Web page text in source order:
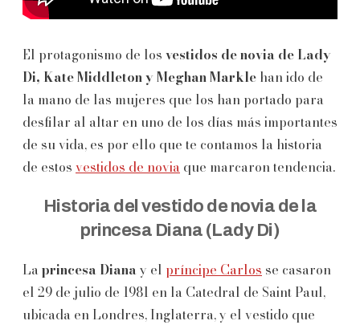
El protagonismo de los vestidos de novia de Lady
Di, Kate Middleton y Meghan Markle han ido de
la mano de las mujeres que los han portado para
desfilar al altar en uno de los días más importantes
de su vida, es por ello que te contamos la historia
de estos vestidos de novia que marcaron tendencia.
Historia del vestido de novia de la
princesa Diana (Lady Di)
La princesa Dianay el príncipe Carlos se casaron
el 29 de julio de 1981 en la Catedral de Saint Paul,
ubicada en Londres, Inglaterra, y el vestido que